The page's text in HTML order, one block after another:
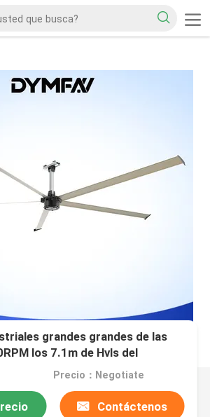
grandes grandes de las
los 7.1m de Hvls del
Precio：Negotiate
Contáctenos